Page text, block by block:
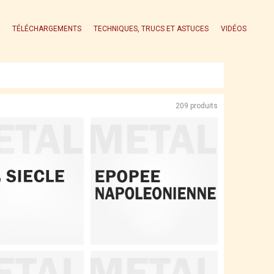
TÉLÉCHARGEMENTS TECHNIQUES, TRUCS ET ASTUCES VIDÉOS
209 produits